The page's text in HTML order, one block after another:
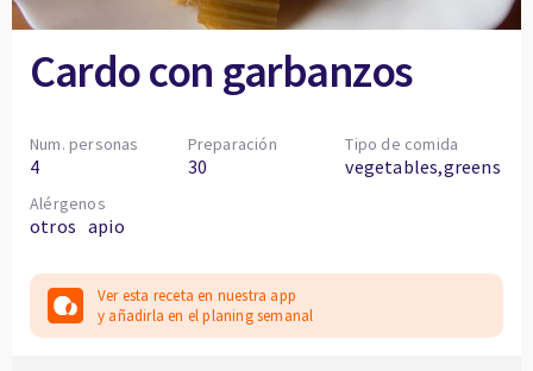
Cardo con garbanzos
Num. personas
4
Preparación
30
Tipo de comida
vegetables,greens
Alérgenos
otros apio
Ver esta receta en nuestra app
y añadirla en el planing semanal